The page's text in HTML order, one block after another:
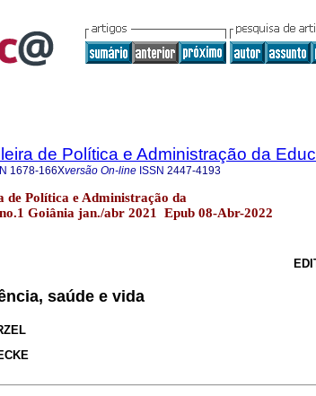
de Política e Administração da
1678-166Xversão On-line ISSN 2447-4193
de Política e Administração da
Goiânia jan./abr 2021 Epub 08-Abr-2022
saúde e vida